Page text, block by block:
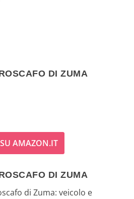
DI ZUMA
AMAZON.IT
DI ZUMA
di Zuma: veicolo e